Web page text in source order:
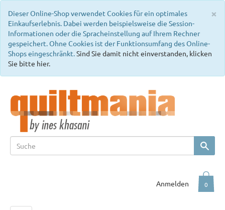
×
Dieser Online-Shop verwendet Cookies für ein optimales
Einkaufserlebnis. Dabei werden beispielsweise die Session-
Informationen oder die Spracheinstellung auf Ihrem Rechner
gespeichert. Ohne Cookies ist der Funktionsumfang des Online-
Shops eingeschränkt.Sind Sie damit nicht einverstanden, klicken
Sie bitte hier.
0
Anmelden